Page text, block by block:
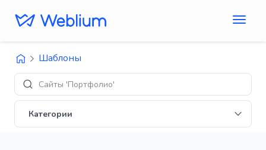
Шаблоны
Сайты 'Портфолио'
Категории